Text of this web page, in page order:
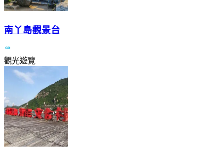
南丫島觀景台
觀光遊覽